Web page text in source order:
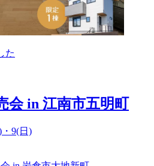
た
会 in 江南市五明町
9(日)